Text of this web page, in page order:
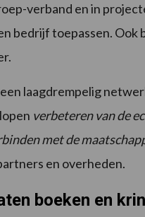
verband en in
bedrijf toepassen. Ook
laagdrempelig
verbeteren van de
met de
en overheden.
boeken en